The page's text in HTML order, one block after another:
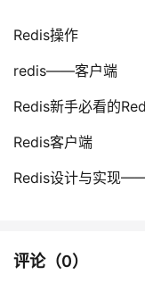
Redis操作
redis——客户端
Redis新手必看的
Redis客户端
Redis设计与实现
评论（0）